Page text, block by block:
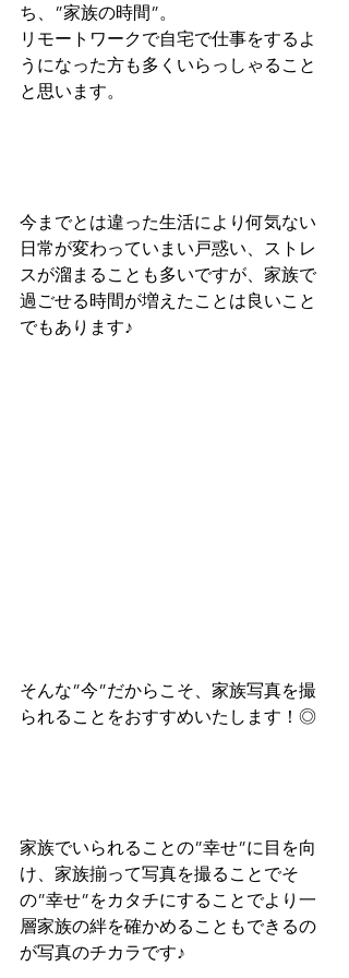
ち、”家族の時間”。
リモートワークで自宅で仕事をするよ
うになった方も多くいらっしゃること
と思います。
今までとは違った生活により何気ない
日常が変わっていまい戸惑い、ストレ
スが溜まることも多いですが、家族で
過ごせる時間が増えたことは良いこと
でもあります♪
そんな”今”だからこそ、家族写真を撮
られることをおすすめいたします！◎
家族でいられることの”幸せ”に目を向
け、家族揃って写真を撮ることでそ
の”幸せ”をカタチにすることでより一
層家族の絆を確かめることもできるの
が写真のチカラです♪